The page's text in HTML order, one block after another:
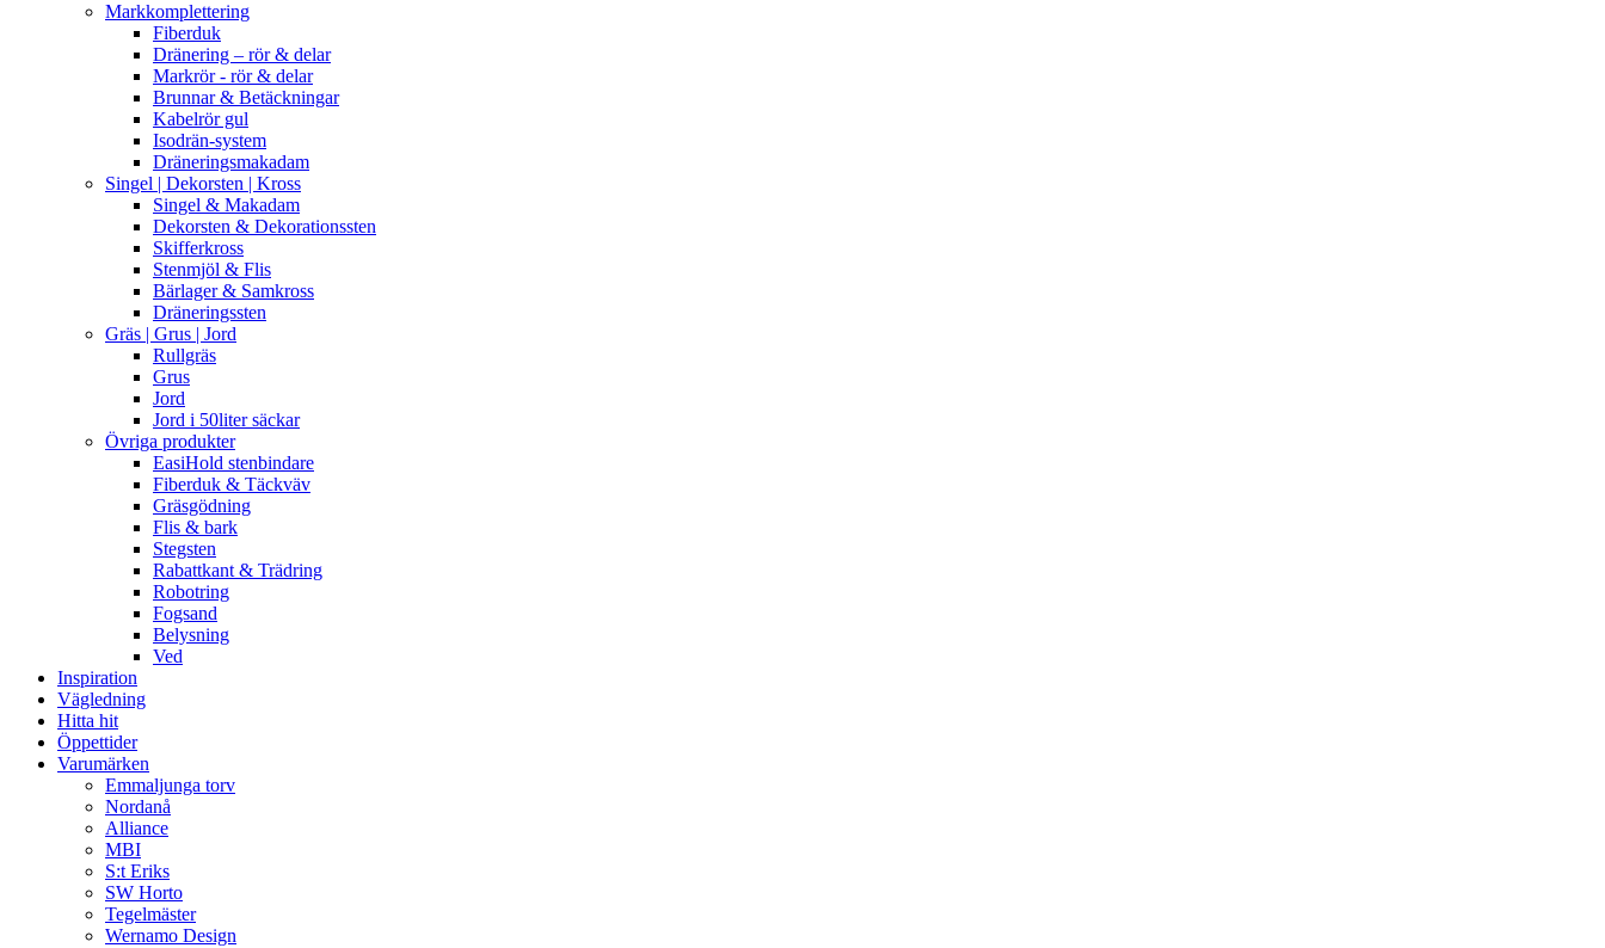
Markkomplettering
Fiberduk
Dränering – rör & delar
Markrör - rör & delar
Brunnar & Betäckningar
Kabelrör gul
Isodrän-system
Dräneringsmakadam
Singel | Dekorsten | Kross
Singel & Makadam
Dekorsten & Dekorationssten
Skifferkross
Stenmjöl & Flis
Bärlager & Samkross
Dräneringssten
Gräs | Grus | Jord
Rullgräs
Grus
Jord
Jord i 50liter säckar
Övriga produkter
EasiHold stenbindare
Fiberduk & Täckväv
Gräsgödning
Flis & bark
Stegsten
Rabattkant & Trädring
Robotring
Fogsand
Belysning
Ved
Inspiration
Vägledning
Hitta hit
Öppettider
Varumärken
Emmaljunga torv
Nordanå
Alliance
MBI
S:t Eriks
SW Horto
Tegelmäster
Wernamo Design